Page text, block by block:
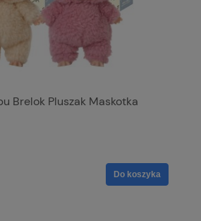
Brelok Pluszak Maskotka
Do koszyka